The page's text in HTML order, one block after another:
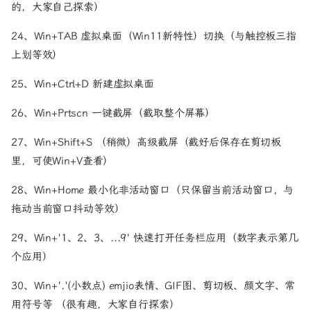
的，大家自己探索）
24、Win+TAB 虚拟桌面（Win11新特性）切换（与触控板三指
上划等效）
25、Win+Ctrl+D 新建虚拟桌面
26、Win+Prtscn 一键截屏（截取整个屏幕）
27、Win+Shift+S （稍微）高级截屏（截好后保存在剪切板
里，可使Win+V查看）
28、Win+Home 最小化非活动窗口（只保留当前活动窗口，与
拖动当前窗口抖动等效）
29、Win+'1、2、3、...9' 快速打开任务栏应用（数字表示第几
个应用）
30、Win+'.'(小数点) emjio表情、GIF图、剪切板、颜文字、常
用符号等 （很有趣，大家自行探索）